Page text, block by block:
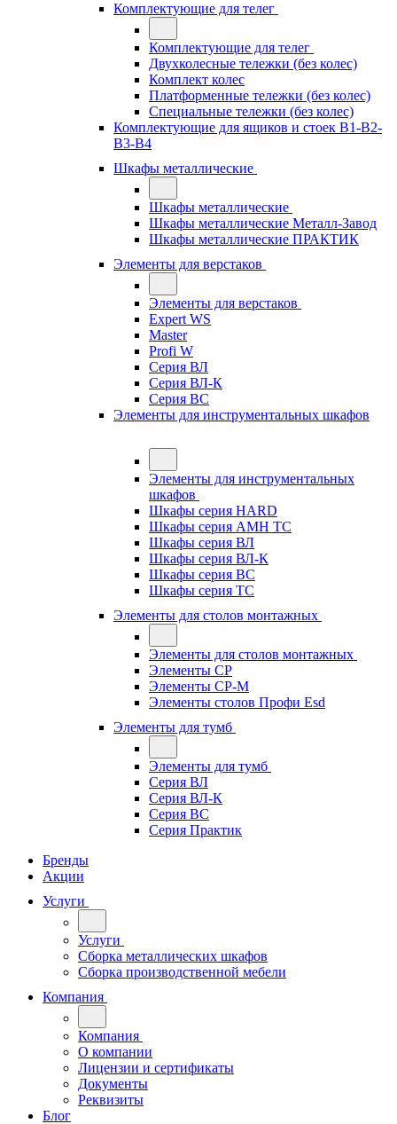
Комплектующие для телег
Комплектующие для телег
Двухколесные тележки (без колес)
Комплект колес
Платформенные тележки (без колес)
Специальные тележки (без колес)
Комплектующие для ящиков и стоек В1-В2-
В3-В4
Шкафы металлические
Шкафы металлические
Шкафы металлические Металл-Завод
Шкафы металлические ПРАКТИК
Элементы для верстаков
Элементы для верстаков
Expert WS
Master
Profi W
Серия ВЛ
Серия ВЛ-К
Серия ВС
Элементы для инструментальных шкафов
Элементы для инструментальных
шкафов
Шкафы серия HARD
Шкафы серия АМН ТС
Шкафы серия ВЛ
Шкафы серия ВЛ-К
Шкафы серия ВС
Шкафы серия ТС
Элементы для столов монтажных
Элементы для столов монтажных
Элементы СР
Элементы СР-М
Элементы столов Профи Esd
Элементы для тумб
Элементы для тумб
Серия ВЛ
Серия ВЛ-К
Серия ВС
Серия Практик
Бренды
Акции
Услуги
Услуги
Сборка металлических шкафов
Сборка производственной мебели
Компания
Компания
О компании
Лицензии и сертификаты
Документы
Реквизиты
Блог